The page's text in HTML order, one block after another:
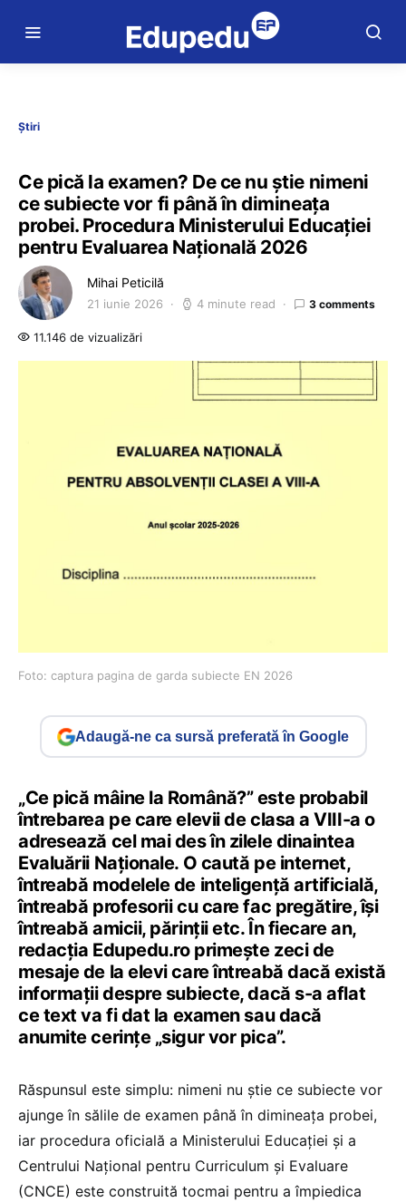
Știri
Ce pică la examen? De ce nu știe nimeni
ce subiecte vor fi până în dimineața
probei. Procedura Ministerului Educației
pentru Evaluarea Națională 2026
Mihai Peticilă
21 iunie 2026 4 minute read 3 comments
11.146 de vizualizări
Foto: captura pagina de garda subiecte EN 2026
Adaugă-ne ca sursă preferată în Google
„Ce pică mâine la Română?” este probabil
întrebarea pe care elevii de clasa a VIII-a o
adresează cel mai des în zilele dinaintea
Evaluării Naționale. O caută pe internet,
întreabă modelele de inteligență artificială,
întreabă profesorii cu care fac pregătire, își
întreabă amicii, părinții etc. În fiecare an,
redacția Edupedu.ro primește zeci de
mesaje de la elevi care întreabă dacă există
informații despre subiecte, dacă s-a aflat
ce text va fi dat la examen sau dacă
anumite cerințe „sigur vor pica”.
Răspunsul este simplu: nimeni nu știe ce subiecte vor
ajunge în sălile de examen până în dimineața probei,
iar procedura oficială a Ministerului Educației și a
Centrului Național pentru Curriculum și Evaluare
(CNCE) este construită tocmai pentru a împiedica